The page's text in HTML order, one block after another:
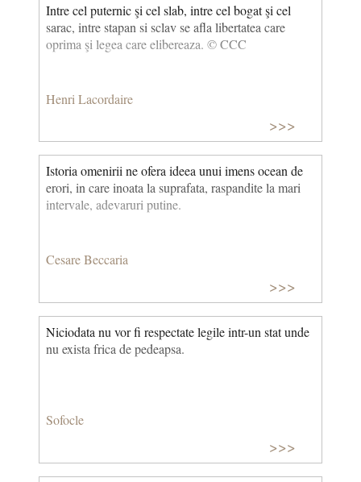
Intre cel puternic şi cel slab, intre cel bogat şi cel
sarac, intre stapan si sclav se afla libertatea care
oprima şi legea care elibereaza. © CCC
Henri Lacordaire
>>>
Istoria omenirii ne ofera ideea unui imens ocean de
erori, in care inoata la suprafata, raspandite la mari
intervale, adevaruri putine.
Cesare Beccaria
>>>
Niciodata nu vor fi respectate legile intr-un stat unde
nu exista frica de pedeapsa.
Sofocle
>>>